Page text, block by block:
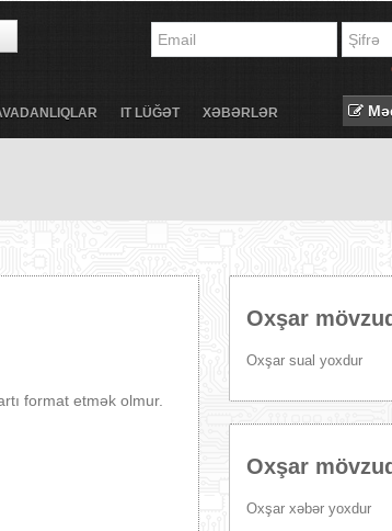
IT LÜĞƏT XƏBƏRLƏR
format etmək olmur.
Oxşar
Oxşar sual yoxdur
Oxşar
Oxşar xəbər yoxdur